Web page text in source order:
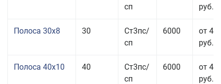
сп
руб.
Полоса 30x8 30
Ст3пс/
сп
6000
от 44
руб.
Полоса 40x10 40
Ст3пс/
сп
6000
от 45
руб.